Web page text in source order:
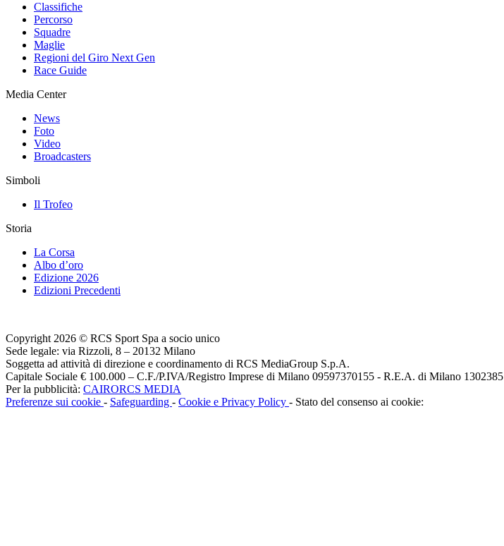
Classifiche
Percorso
Squadre
Maglie
Regioni del Giro Next Gen
Race Guide
Media Center
News
Foto
Video
Broadcasters
Simboli
Il Trofeo
Storia
La Corsa
Albo d’oro
Edizione 2026
Edizioni Precedenti
Copyright 2026 © RCS Sport Spa a socio unico
Sede legale: via Rizzoli, 8 – 20132 Milano
Soggetta ad attività di direzione e coordinamento di RCS MediaGroup S.p.A.
Capitale Sociale € 100.000 – C.F./P.IVA/Registro Imprese di Milano 09597370155 - R.E.A. di Milano 1302385
Per la pubblicità: CAIRORCS MEDIA
Preferenze sui cookie - Safeguarding - Cookie e Privacy Policy - Stato del consenso ai cookie: